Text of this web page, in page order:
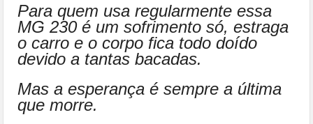
Para quem usa regularmente essa
MG 230 é um sofrimento só, estraga
o carro e o corpo fica todo doído
devido a tantas bacadas.
Mas a esperança é sempre a última
que morre.